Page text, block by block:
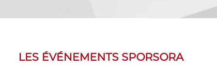
LES ÉVÉNEMENTS SPORSORA